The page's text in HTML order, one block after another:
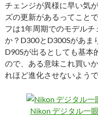
チェンジが異様に早い気
ズの更新があるってこと
フは1年周期でのモデル
か？D300とD300Sがあま
D90Sが出るとしても基本
ので、ある意味これ買い
れほど進化させないようで
Nikon デジタル一